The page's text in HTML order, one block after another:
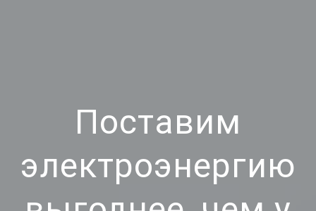
Поставим
электроэнергию